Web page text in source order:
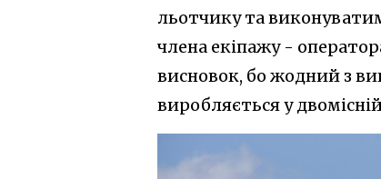
льотчику та
члена екіпажу -
висновок, бо жодний з
виробляється у двомісній